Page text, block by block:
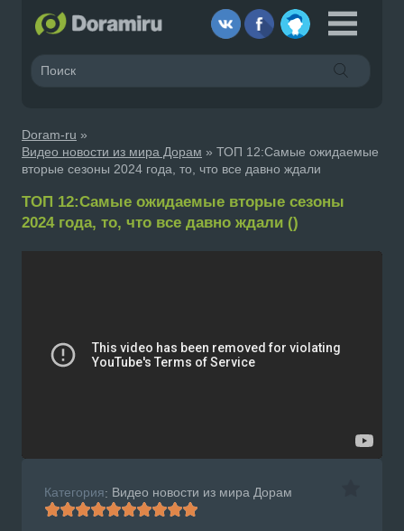
Doram-ru »
Видео новости из мира Дорам » ТОП 12:Самые ожидаемые
вторые сезоны 2024 года, то, что все давно ждали
ТОП 12:Самые ожидаемые вторые сезоны
2024 года, то, что все давно ждали ()
Категория: Видео новости из мира Дорам